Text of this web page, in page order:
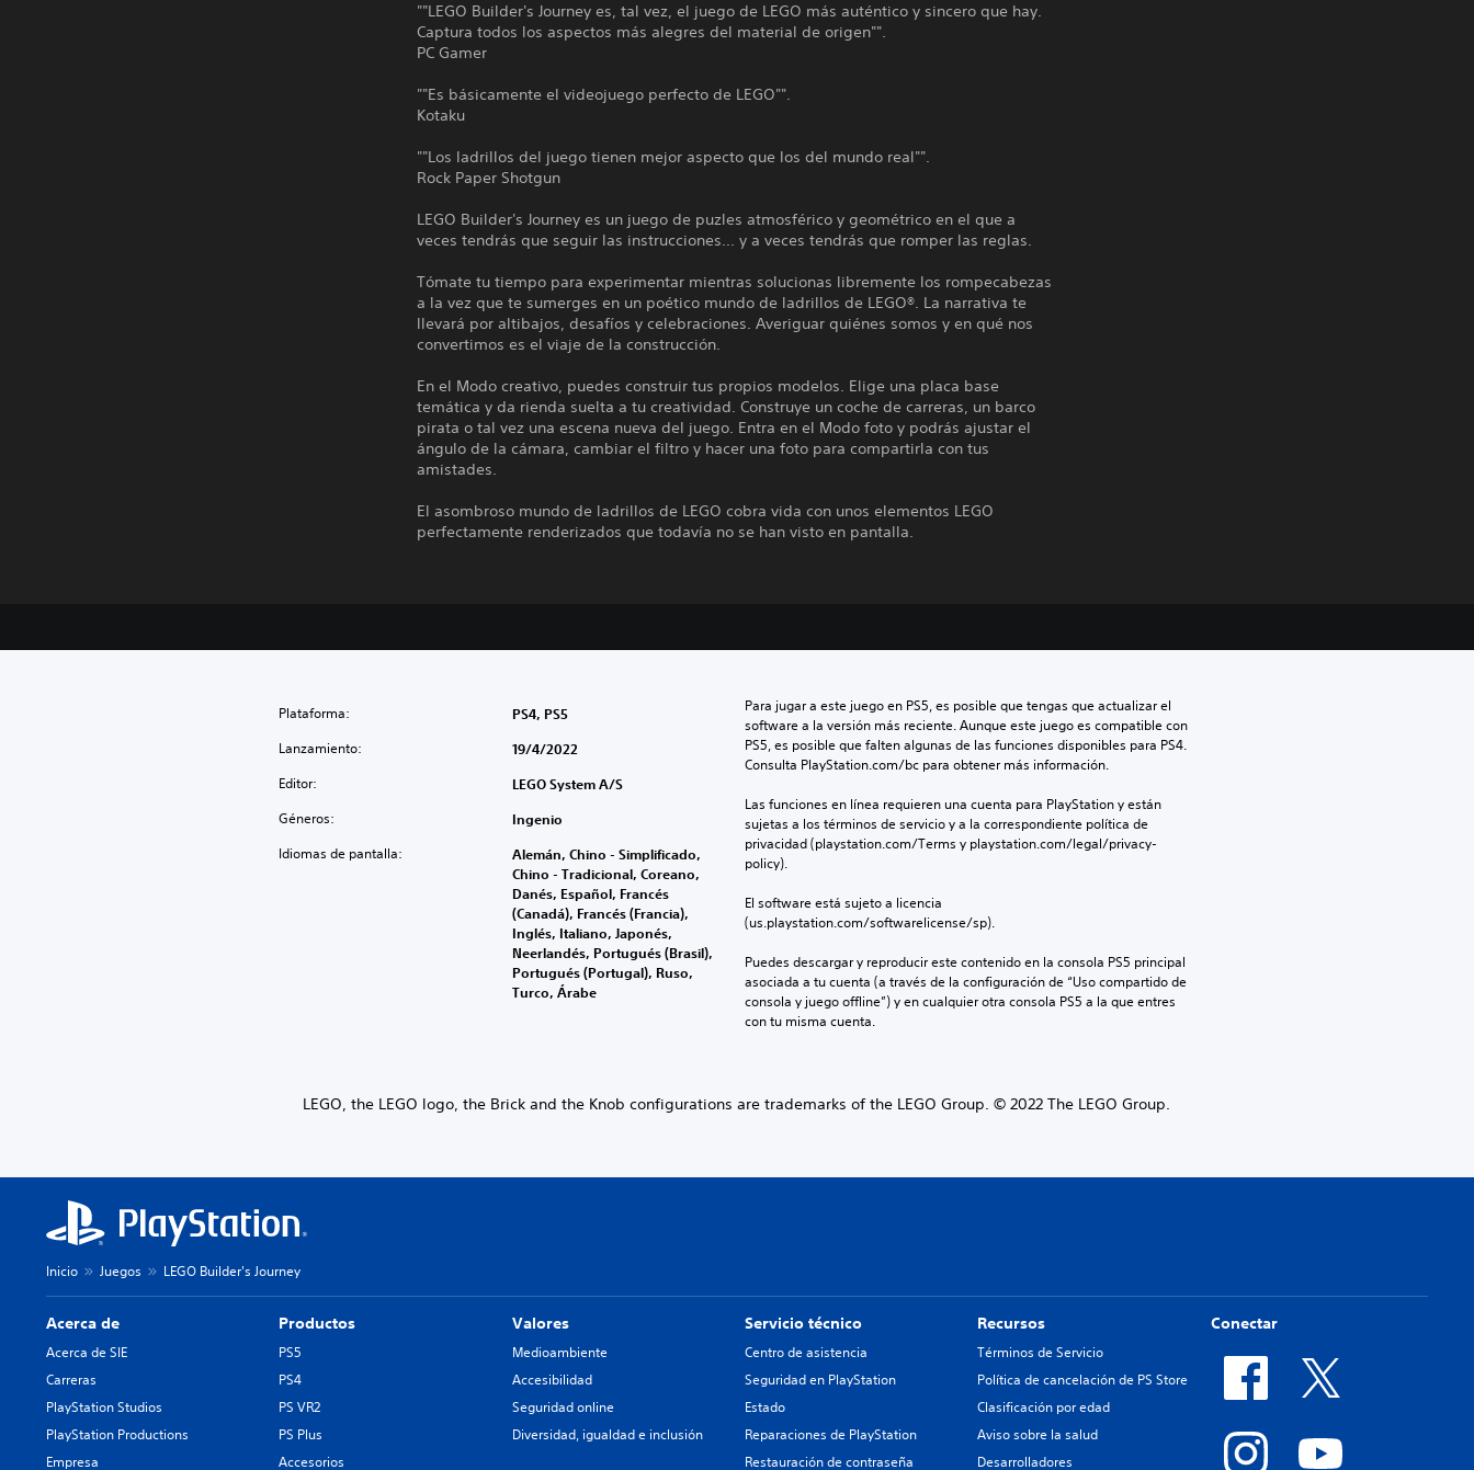
""LEGO Builder's Journey es, tal vez, el juego de LEGO más auténtico y sincero que hay.
Captura todos los aspectos más alegres del material de origen"".
PC Gamer
""Es básicamente el videojuego perfecto de LEGO"".
Kotaku
""Los ladrillos del juego tienen mejor aspecto que los del mundo real"".
Rock Paper Shotgun
LEGO Builder's Journey es un juego de puzles atmosférico y geométrico en el que a
veces tendrás que seguir las instrucciones... y a veces tendrás que romper las reglas.
Tómate tu tiempo para experimentar mientras solucionas libremente los rompecabezas
a la vez que te sumerges en un poético mundo de ladrillos de LEGO®. La narrativa te
llevará por altibajos, desafíos y celebraciones. Averiguar quiénes somos y en qué nos
convertimos es el viaje de la construcción.
En el Modo creativo, puedes construir tus propios modelos. Elige una placa base
temática y da rienda suelta a tu creatividad. Construye un coche de carreras, un barco
pirata o tal vez una escena nueva del juego. Entra en el Modo foto y podrás ajustar el
ángulo de la cámara, cambiar el filtro y hacer una foto para compartirla con tus
amistades.
El asombroso mundo de ladrillos de LEGO cobra vida con unos elementos LEGO
perfectamente renderizados que todavía no se han visto en pantalla.
Plataforma: PS4, PS5
Lanzamiento: 19/4/2022
Editor: LEGO System A/S
Géneros: Ingenio
Idiomas de pantalla:
Alemán, Chino - Simplificado,
Chino - Tradicional, Coreano,
Danés, Español, Francés
(Canadá), Francés (Francia),
Inglés, Italiano, Japonés,
Neerlandés, Portugués (Brasil),
Portugués (Portugal), Ruso,
Turco, Árabe
Para jugar a este juego en PS5, es posible que tengas que actualizar el
software a la versión más reciente. Aunque este juego es compatible con
PS5, es posible que falten algunas de las funciones disponibles para PS4.
Consulta PlayStation.com/bc para obtener más información.
Las funciones en línea requieren una cuenta para PlayStation y están
sujetas a los términos de servicio y a la correspondiente política de
privacidad (playstation.com/Terms y playstation.com/legal/privacy-
policy).
El software está sujeto a licencia
(us.playstation.com/softwarelicense/sp).
Puedes descargar y reproducir este contenido en la consola PS5 principal
asociada a tu cuenta (a través de la configuración de “Uso compartido de
consola y juego offline”) y en cualquier otra consola PS5 a la que entres
con tu misma cuenta.
LEGO, the LEGO logo, the Brick and the Knob configurations are trademarks of the LEGO Group. © 2022 The LEGO Group.
Inicio Juegos LEGO Builder's Journey
Acerca de
Acerca de SIE
Carreras
PlayStation Studios
PlayStation Productions
Empresa
Productos
PS5
PS4
PS VR2
PS Plus
Accesorios
Valores
Medioambiente
Accesibilidad
Seguridad online
Diversidad, igualdad e inclusión
Servicio técnico
Centro de asistencia
Seguridad en PlayStation
Estado
Reparaciones de PlayStation
Restauración de contraseña
Recursos
Términos de Servicio
Política de cancelación de PS Store
Clasificación por edad
Aviso sobre la salud
Desarrolladores
Conectar